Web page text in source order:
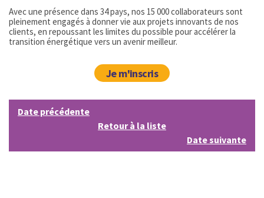
Avec une présence dans 34 pays, nos 15 000 collaborateurs sont
pleinement engagés à donner vie aux projets innovants de nos
clients, en repoussant les limites du possible pour accélérer la
transition énergétique vers un avenir meilleur.
Je m'inscris
Date précédente
Retour à la liste
Date suivante